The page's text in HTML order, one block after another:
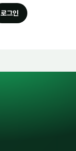
로그인